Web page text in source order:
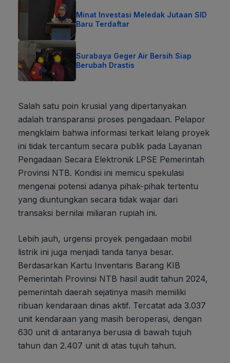
Minat Investasi Meledak Jutaan SID
Baru Terdaftar
Surabaya Geger Air Bersih Siap
Berubah Drastis
Salah satu poin krusial yang dipertanyakan
adalah transparansi proses pengadaan. Pelapor
mengklaim bahwa informasi terkait lelang proyek
ini tidak tercantum secara publik pada Layanan
Pengadaan Secara Elektronik LPSE Pemerintah
Provinsi NTB. Kondisi ini memicu spekulasi
mengenai potensi adanya pihak-pihak tertentu
yang diuntungkan secara tidak wajar dari
transaksi bernilai miliaran rupiah ini.
Lebih jauh, urgensi proyek pengadaan mobil
listrik ini juga menjadi tanda tanya besar.
Berdasarkan Kartu Inventaris Barang KIB
Pemerintah Provinsi NTB hasil audit tahun 2024,
pemerintah daerah sejatinya masih memiliki
ribuan kendaraan dinas aktif. Tercatat ada 3.037
unit kendaraan yang masih beroperasi, dengan
630 unit di antaranya berusia di bawah tujuh
tahun dan 2.407 unit di atas tujuh tahun.